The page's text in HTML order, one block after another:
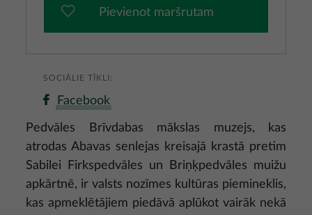
Pedvāles Brīvdabas mākslas muzejs, kas
atrodas Abavas senlejas kreisajā krastā pretim
Sabilei Firkspedvāles un Briņķpedvāles muižu
apkārtnē, ir valsts nozīmes kultūras piemineklis,
kas apmeklētājiem piedāvā aplūkot vairāk nekā
Pievienot maršrutam
SOCIĀLIE TĪKLI:
Facebook